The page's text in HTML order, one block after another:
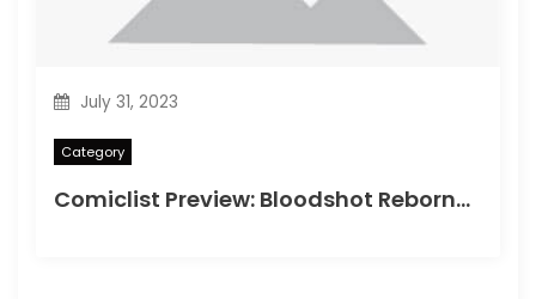
July 31, 2023
Category
Comiclist Preview: Bloodshot Reborn#2